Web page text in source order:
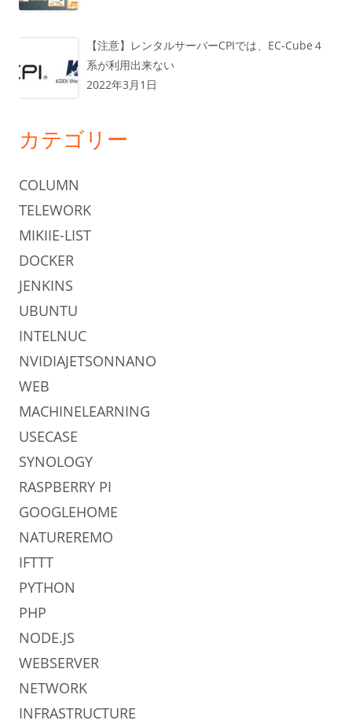
【注意】レンタルサーバーCPIでは、EC-Cube４
系が利用出来ない
2022年3月1日
カテゴリー
COLUMN
TELEWORK
MIKIIE-LIST
DOCKER
JENKINS
UBUNTU
INTELNUC
NVIDIAJETSONNANO
WEB
MACHINELEARNING
USECASE
SYNOLOGY
RASPBERRY PI
GOOGLEHOME
NATUREREMO
IFTTT
PYTHON
PHP
NODE.JS
WEBSERVER
NETWORK
INFRASTRUCTURE